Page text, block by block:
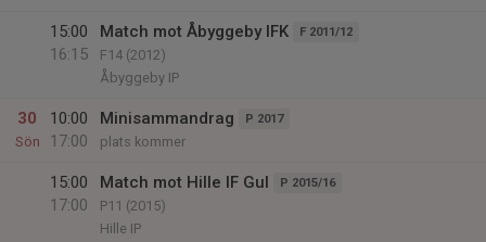
15:00
16:15
Match mot Åbyggeby IFK F 2011/12
F14 (2012)
Åbyggeby IP
30
Sön
10:00
17:00
Minisammandrag P 2017
plats kommer
15:00
17:00
Match mot Hille IF Gul P 2015/16
P11 (2015)
Hille IP